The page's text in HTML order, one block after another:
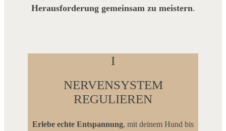
Herausforderung gemeinsam zu meistern.
I
NERVENSYSTEM
REGULIEREN
Erlebe echte Entspannung, mit deinem Hund bis